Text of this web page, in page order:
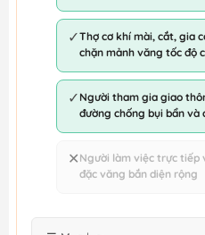
✓Thợ cơ khí mài, cắt, gia
chặn mảnh văng tốc độ
✓ Người tham gia giao
đường chống bụi bẩn và
✕ Người làm việc trực tiếp
đặc văng bắn diện rộng